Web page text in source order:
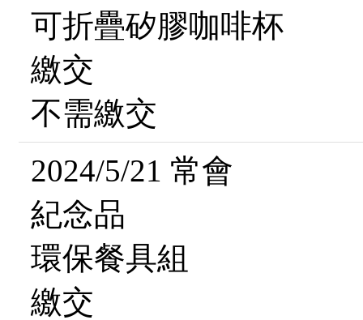
可折疊矽膠咖啡杯
繳交
不需繳交
2024/5/21 常會
紀念品
環保餐具組
繳交